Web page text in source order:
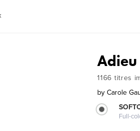
1166 titres
by Carole
Full-